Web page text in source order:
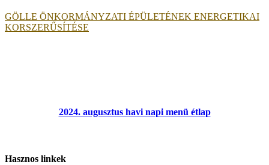
GÖLLE ÖNKORMÁNYZATI ÉPÜLETÉNEK ENERGETIKAI
KORSZERŰSÍTÉSE
2024. augusztus havi napi menü étlap
Hasznos linkek